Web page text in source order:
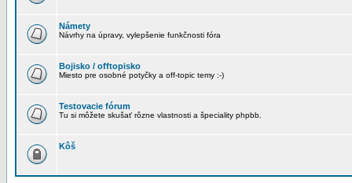
Námety
Návrhy na úpravy, vylepšenie funkčnosti fóra
Bojisko / offtopisko
Miesto pre osobné potyčky a off-topic temy :-)
Testovacie fórum
Tu si môžete skušať rôzne vlastnosti a špeciality phpbb.
Kôš